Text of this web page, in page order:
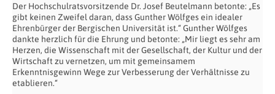
Der Hochschulratsvorsitzende Dr. Josef Beutelmann betonte: „Es
gibt keinen Zweifel daran, dass Gunther Wölfges ein idealer
Ehrenbürger der Bergischen Universität ist.“ Gunther Wölfges
dankte herzlich für die Ehrung und betonte: „Mir liegt es sehr am
Herzen, die Wissenschaft mit der Gesellschaft, der Kultur und der
Wirtschaft zu vernetzen, um mit gemeinsamem
Erkenntnisgewinn Wege zur Verbesserung der Verhältnisse zu
etablieren.“